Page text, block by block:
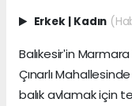
Erkek Kadın
Balıkesirʹin
Çınarlı
balık avlamak için